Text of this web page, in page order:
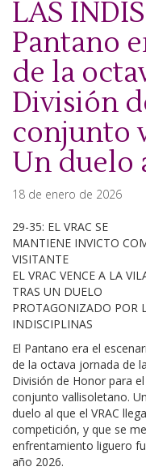
LAS
Pantano
de la
División
conjunto
Un duelo
18 de enero de 2026
29-35: EL VRAC SE
MANTIENE INVICTO
VISITANTE
EL VRAC VENCE A LA
TRAS UN DUELO
PROTAGONIZADO POR
INDISCIPLINAS
El Pantano era el
de la octava jornada de la
División de Honor para el
conjunto vallisoletano. Un
duelo al que el VRAC
competición, y que se
enfrentamiento liguero
año 2026.